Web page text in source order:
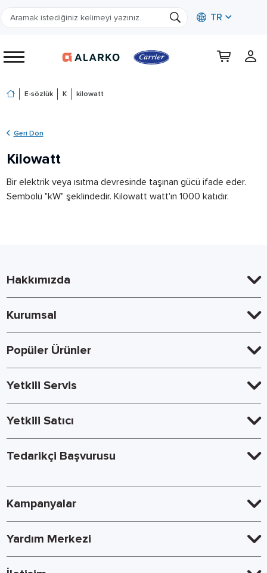
TR
E-sözlük K kilowatt
Geri Dön
Kilowatt
Bir elektrik veya ısıtma devresinde taşınan gücü ifade eder.
Sembolü "kW" şeklindedir. Kilowatt watt'ın 1000 katıdır.
Hakkımızda
Kurumsal
Popüler Ürünler
Yetkili Servis
Yetkili Satıcı
Tedarikçi Başvurusu
Kampanyalar
Yardım Merkezi